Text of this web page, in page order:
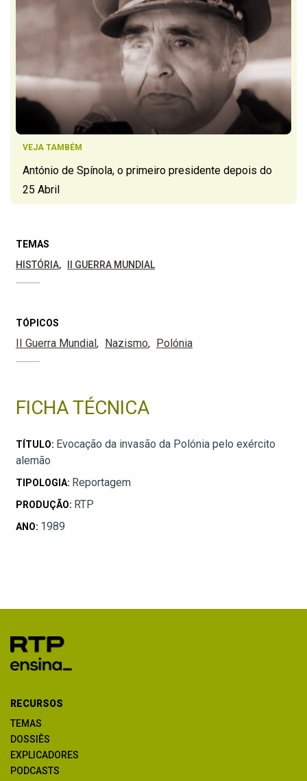
VEJA TAMBÉM
António de Spínola, o primeiro presidente depois do
25 Abril
TEMAS
HISTÓRIA
II GUERRA MUNDIAL
TÓPICOS
II Guerra Mundial Nazismo Polónia
FICHA TÉCNICA
TÍTULO: Evocação da invasão da Polónia pelo exército
alemão
TIPOLOGIA: Reportagem
PRODUÇÃO: RTP
ANO: 1989
RECURSOS
TEMAS
DOSSIÊS
EXPLICADORES
PODCASTS